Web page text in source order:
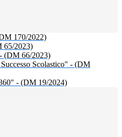
170/2022)
2023)
(DM 66/2023)
Scolastico" - (DM
- (DM 19/2024)